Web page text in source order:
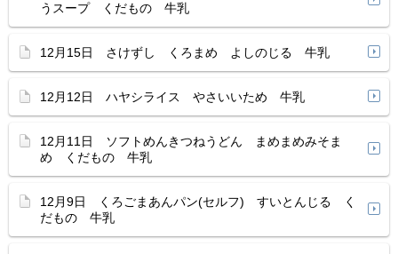
うスープ くだもの 牛乳
12月15日 さけずし くろまめ よしのじる 牛乳
12月12日 ハヤシライス やさいいため 牛乳
12月11日 ソフトめんきつねうどん まめまめみそま
め くだもの 牛乳
12月9日 くろごまあんパン(セルフ) すいとんじる く
だもの 牛乳